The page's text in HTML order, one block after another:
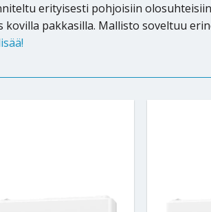
erityisesti pohjoisiin
kovilla pakkasilla. Mallisto soveltuu